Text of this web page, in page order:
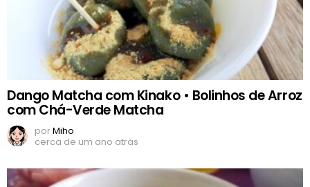
Dango Matcha com Kinako • Bolinhos de Arroz
com Chá-Verde Matcha
porMiho
cerca de um ano atrás